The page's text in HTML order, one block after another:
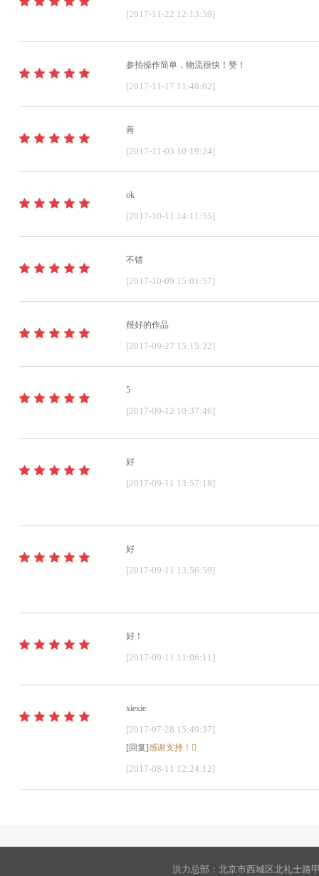
[2017-11-22 12:13:59]
参拍操作简单，物流很快！赞！
[2017-11-17 11:48:02]
善
[2017-11-03 10:19:24]
ok
[2017-10-11 14:11:55]
不错
[2017-10-09 15:01:57]
很好的作品
[2017-09-27 15:15:22]
5
[2017-09-12 10:37:46]
好
[2017-09-11 13:57:18]
好
[2017-09-11 13:56:59]
好！
[2017-09-11 11:06:11]
xiexie
[2017-07-28 15:49:37]
[回复]感谢支持！
[2017-08-11 12:24:12]
洪力总部：北京市西城区北礼士路